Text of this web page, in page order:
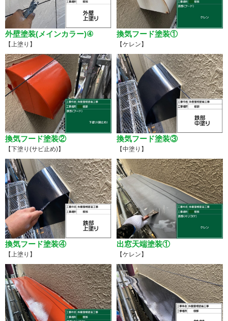
外壁塗装(メインカラー)④
【上塗り】
換気フード塗装①
【ケレン】
換気フード塗装②
【下塗り(サビ止め)】
換気フード塗装③
【中塗り】
換気フード塗装④
【上塗り】
出窓天端塗装①
【ケレン】